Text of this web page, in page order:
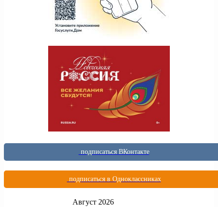
подписаться ВКонтакте
подписаться в Одноклассниках
Август 2026